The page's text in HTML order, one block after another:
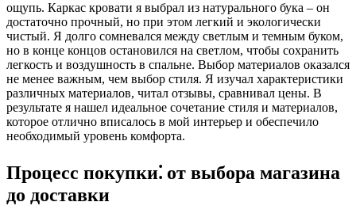
ощупь. Каркас кровати я выбрал из натурального бука – он
достаточно прочный, но при этом легкий и экологически
чистый. Я долго сомневался между светлым и темным буком,
но в конце концов остановился на светлом, чтобы сохранить
легкость и воздушность в спальне. Выбор материалов оказался
не менее важным, чем выбор стиля. Я изучал характеристики
различных материалов, читал отзывы, сравнивал цены. В
результате я нашел идеальное сочетание стиля и материалов,
которое отлично вписалось в мой интерьер и обеспечило
необходимый уровень комфорта.
Процесс покупки⁚ от выбора магазина
до доставки